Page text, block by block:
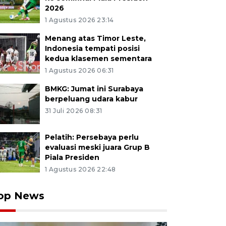
2026
1 Agustus 2026 23:14
Menang atas Timor Leste,
Indonesia tempati posisi
kedua klasemen sementara
1 Agustus 2026 06:31
BMKG: Jumat ini Surabaya
berpeluang udara kabur
31 Juli 2026 08:31
Pelatih: Persebaya perlu
evaluasi meski juara Grup B
Piala Presiden
1 Agustus 2026 22:48
News